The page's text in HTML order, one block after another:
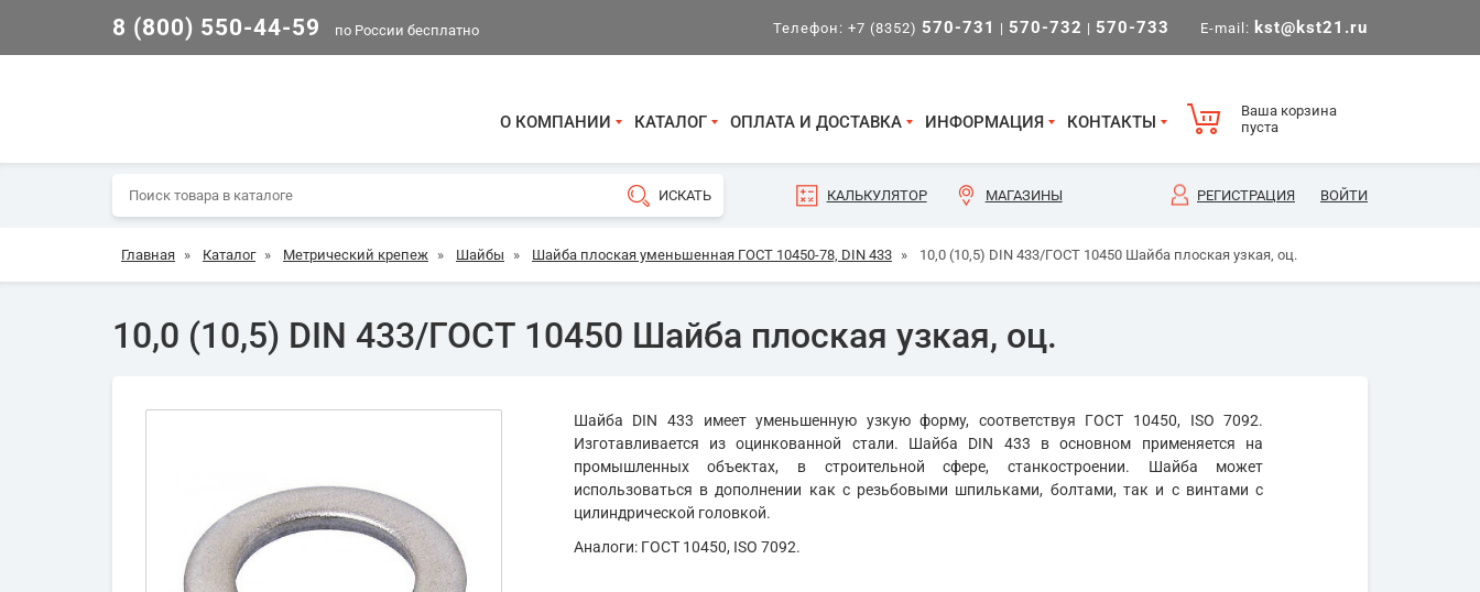
8 (800) 550-44-59 по России бесплатно Телефон: +7 (8352) 570-731 | 570-732 | 570-733 E-mail: kst@kst21.ru
О КОМПАНИИ КАТАЛОГ ОПЛАТА И ДОСТАВКА ИНФОРМАЦИЯ КОНТАКТЫ
Ваша корзина
пуста
КАЛЬКУЛЯТОР МАГАЗИНЫ РЕГИСТРАЦИЯ ВОЙТИ
Главная » Каталог » Метрический крепеж » Шайбы » Шайба плоская уменьшенная ГОСТ 10450-78, DIN 433 » 10,0 (10,5) DIN 433/ГОСТ 10450 Шайба плоская узкая, оц.
10,0 (10,5) DIN 433/ГОСТ 10450 Шайба плоская узкая, оц.
Шайба DIN 433 имеет уменьшенную узкую форму, соответствуя ГОСТ 10450, ISO 7092.
Изготавливается из оцинкованной стали. Шайба DIN 433 в основном применяется на
промышленных объектах, в строительной сфере, станкостроении. Шайба может
использоваться в дополнении как с резьбовыми шпильками, болтами, так и с винтами с
цилиндрической головкой.
Аналоги: ГОСТ 10450, ISO 7092.